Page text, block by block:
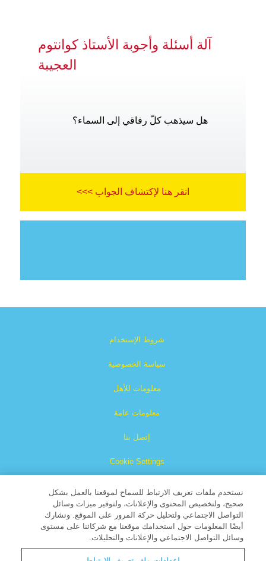
آلة أسئلة وأجوبة الأستاذ كوانتوم
العجيبة
هل سيذهب كلّ رفاقي إلى السماء؟
انقر هنا لإكتشاف الجواب >>>
شروط الإستخدام
سياسة الخصوصية
معلومات للأهل
معلومات عامة
إتصل بنا
Cookie Settings
الكتاب العظيم هو علامة تجارية مسجلة لشركة البث المسيحية
نستخدم ملفات تعريف الارتباط للسماح لموقعنا بالعمل بشكل
صحيح، ولتخصيص المحتوى والإعلانات، ولتوفير ميزات وسائل
التواصل الاجتماعي ولتحليل حركة المرور على الموقع. ونشارك
أيضًا المعلومات حول استخدامك موقعنا مع شركائنا على مستوى
وسائل التواصل الاجتماعي والإعلانات والتحليلات.